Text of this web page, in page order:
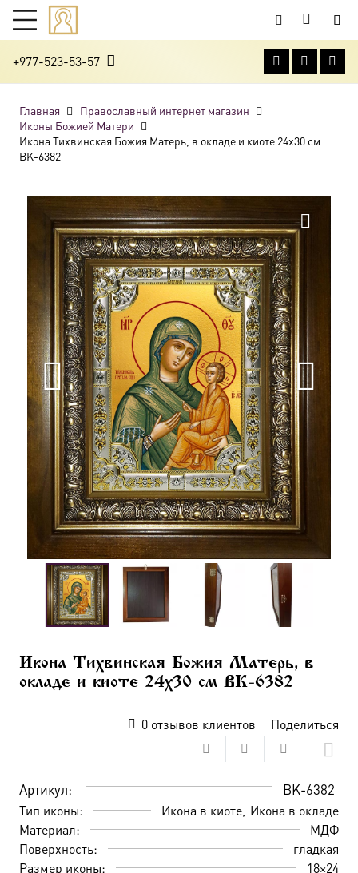
+977-523-53-57
Главная
Православный интернет магазин
Иконы Божией Матери
Икона Тихвинская Божия Матерь, в окладе и киоте 24х30 см
BK-6382
Икона Тихвинская Божия Матерь, в
окладе и киоте 24х30 см BK-6382
0отзывов клиентов Поделиться
Артикул: BK-6382
Тип иконы: Икона в киоте Икона в окладе
Материал:
МДФ
Поверхность:
гладкая
Размер иконы:
18×24